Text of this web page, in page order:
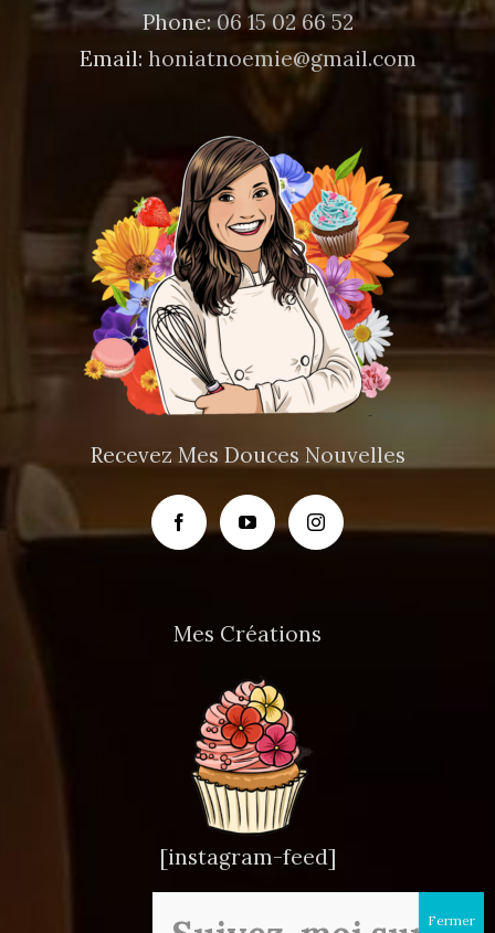
Phone: 06 15 02 66 52
Email: honiatnoemie@gmail.com
Recevez Mes Douces Nouvelles
Mes Créations
[instagram-feed]